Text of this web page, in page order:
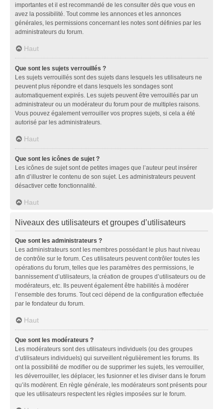
importantes et il est recommandé de les consulter dès que vous en
avez la possibilité. Tout comme les annonces et les annonces
générales, les permissions concernant les notes sont définies par les
administrateurs du forum.
Haut
Que sont les sujets verrouillés ?
Les sujets verrouillés sont des sujets dans lesquels les utilisateurs ne
peuvent plus répondre et dans lesquels les sondages sont
automatiquement expirés. Les sujets peuvent être verrouillés par un
administrateur ou un modérateur du forum pour de multiples raisons.
Vous pouvez également verrouiller vos propres sujets, si cela a été
autorisé par les administrateurs.
Haut
Que sont les icônes de sujet ?
Les icônes de sujet sont de petites images que l’auteur peut insérer
afin d’illustrer le contenu de son sujet. Les administrateurs peuvent
désactiver cette fonctionnalité.
Haut
Niveaux des utilisateurs et groupes d’utilisateurs
Que sont les administrateurs ?
Les administrateurs sont les membres possédant le plus haut niveau
de contrôle sur le forum. Ces utilisateurs peuvent contrôler toutes les
opérations du forum, telles que les paramètres des permissions, le
bannissement d’utilisateurs, la création de groupes d’utilisateurs ou de
modérateurs, etc. Ils peuvent également être habilités à modérer
l’ensemble des forums. Tout ceci dépend de la configuration effectuée
par le fondateur du forum.
Haut
Que sont les modérateurs ?
Les modérateurs sont des utilisateurs individuels (ou des groupes
d’utilisateurs individuels) qui surveillent régulièrement les forums. Ils
ont la possibilité de modifier ou de supprimer les sujets, les verrouiller,
les déverrouiller, les déplacer, les fusionner et les diviser dans le forum
qu’ils modèrent. En règle générale, les modérateurs sont présents pour
que les utilisateurs respectent les règles imposées sur le forum.